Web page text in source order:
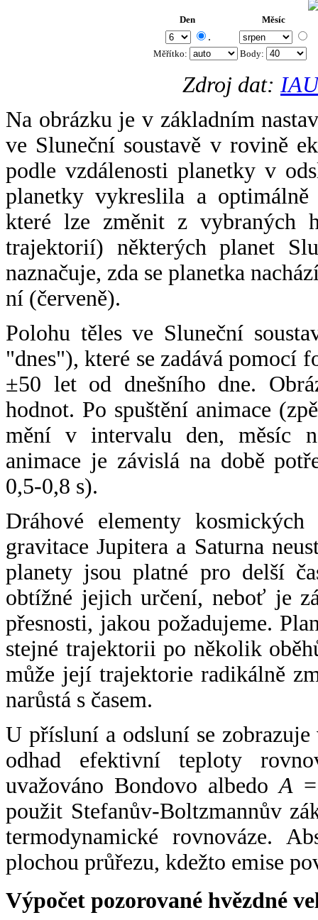
Den Měsíc
.
Měřítko: Body:
Zdroj dat:
Na obrázku je v základním
ve Sluneční soustavě v rovině
podle vzdálenosti planetky v
planetky vykreslila a
které lze změnit z vybraných
trajektorií) některých planet
naznačuje, zda se planetka
ní (červeně).
Polohu těles ve Sluneční
"dnes"), které se zadává pomocí
±50 let od dnešního dne.
hodnot. Po spuštění animace
mění v intervalu den, měsíc
animace je závislá na době
0,5-0,8 s).
Dráhové elementy
gravitace Jupitera a Saturna
planety jsou platné pro delší
obtížné jejich určení, neboť je
přesnosti, jakou požadujeme.
stejné trajektorii po několik
může její trajektorie radikálně
narůstá s časem.
U přísluní a odsluní se
odhad efektivní teploty
uvažováno Bondovo albedoA
použit Stefanův-Boltzmannův
termodynamické rovnováze.
plochou průřezu, kdežto emise
Výpočet pozorované hvězdné